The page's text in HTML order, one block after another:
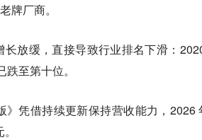
牌厂商。
放缓，直接导致行业排名下滑：
至第十位。
凭借持续更新保持营收能力，2026